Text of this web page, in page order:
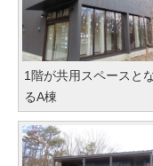
1階が共用スペースと
るA棟